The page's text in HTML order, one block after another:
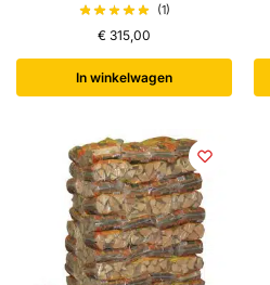
(1)
€ 315,00
In winkelwagen